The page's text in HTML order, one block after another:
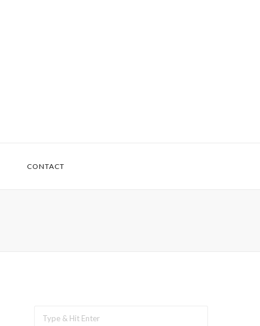
CONTACT